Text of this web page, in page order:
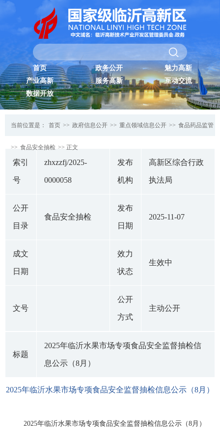
首页 政务公开
魅力高新
产业高新
服务高新
互动交流
数据开放
当前位置是： 首页 >> 政府信息公开 >> 重点领域信息公开 >> 食品药品监管
>> 食品安全抽检 >> 正文
索引
号
zhxzzfj/2025-
0000058
发布
机构
高新区综合行政
执法局
公开
目录
食品安全抽检
发布
日期
2025-11-07
成文
日期
效力
状态
生效中
文号
公开
方式
主动公开
标题
2025年临沂水果市场专项食品安全监督抽检信
息公示（8月）
2025年临沂水果市场专项食品安全监督抽检信息公示（8月）
2025年临沂水果市场专项食品安全监督抽检信息公示（8月）